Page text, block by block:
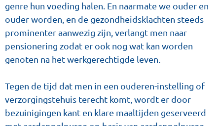
genre hun voeding halen. En naarmate we ouder en
ouder worden, en de gezondheidsklachten steeds
prominenter aanwezig zijn, verlangt men naar
pensionering zodat er ook nog wat kan worden
genoten na het werkgerechtigde leven.
Tegen de tijd dat men in een ouderen-instelling of
verzorgingstehuis terecht komt, wordt er door
bezuinigingen kant en klare maaltijden geserveerd